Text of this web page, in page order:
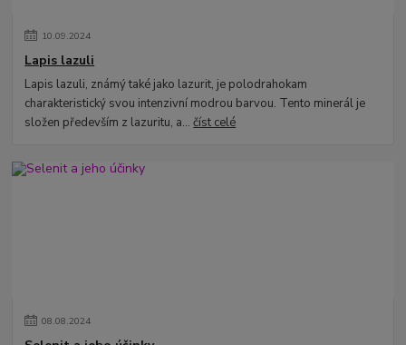
10.09.2024
Lapis lazuli
Lapis lazuli, známý také jako lazurit, je polodrahokam
charakteristický svou intenzivní modrou barvou. Tento minerál je
složen především z lazuritu, a...číst celé
08.08.2024